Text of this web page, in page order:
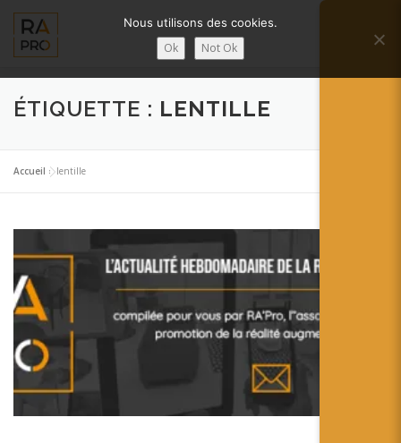
contenu
Menu
LA RÉALITÉ AUGMENTÉE ? RA’PRO
SERVICES RA’PRO
English
Français
ÉTIQUETTE : LENTILLE
Accueil »lentille
Nous utilisons des cookies.
Ok Not Ok